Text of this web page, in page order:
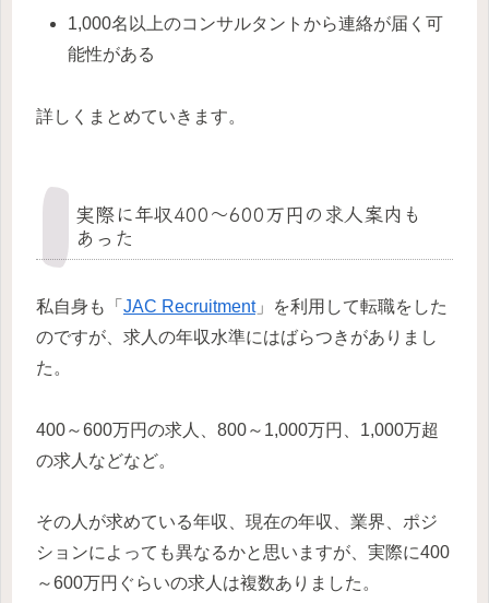
1,000名以上のコンサルタントから連絡が届く可
能性がある
詳しくまとめていきます。
実際に年収400～600万円の求人案内も
あった
私自身も「 JAC Recruitment」を利用して転職をした
のですが、求人の年収水準にはばらつきがありまし
た。
400～600万円の求人、800～1,000万円、1,000万超
の求人などなど。
その人が求めている年収、現在の年収、業界、ポジ
ションによっても異なるかと思いますが、実際に400
～600万円ぐらいの求人は複数ありました。